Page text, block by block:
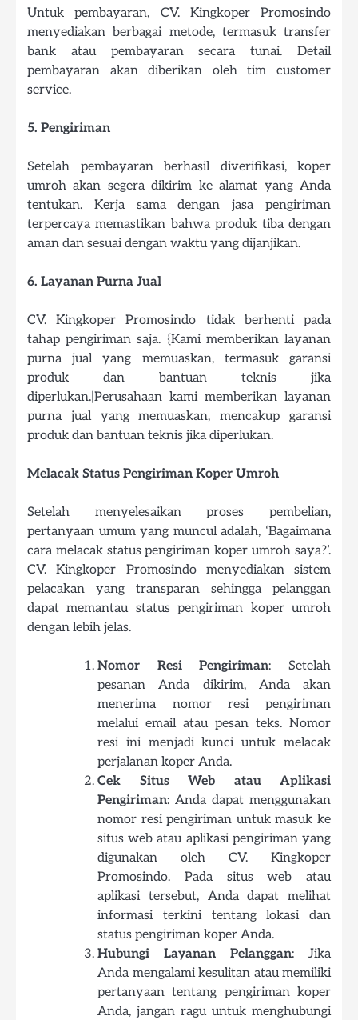
Untuk pembayaran, CV. Kingkoper Promosindo
menyediakan berbagai metode, termasuk transfer
bank atau pembayaran secara tunai. Detail
pembayaran akan diberikan oleh tim customer
service.
5. Pengiriman
Setelah pembayaran berhasil diverifikasi, koper
umroh akan segera dikirim ke alamat yang Anda
tentukan. Kerja sama dengan jasa pengiriman
terpercaya memastikan bahwa produk tiba dengan
aman dan sesuai dengan waktu yang dijanjikan.
6. Layanan Purna Jual
CV. Kingkoper Promosindo tidak berhenti pada
tahap pengiriman saja. {Kami memberikan layanan
purna jual yang memuaskan, termasuk garansi
produk dan bantuan teknis jika
diperlukan.|Perusahaan kami memberikan layanan
purna jual yang memuaskan, mencakup garansi
produk dan bantuan teknis jika diperlukan.
Melacak Status Pengiriman Koper Umroh
Setelah menyelesaikan proses pembelian,
pertanyaan umum yang muncul adalah, ‘Bagaimana
cara melacak status pengiriman koper umroh saya?’.
CV. Kingkoper Promosindo menyediakan sistem
pelacakan yang transparan sehingga pelanggan
dapat memantau status pengiriman koper umroh
dengan lebih jelas.
Nomor Resi Pengiriman: Setelah
pesanan Anda dikirim, Anda akan
menerima nomor resi pengiriman
melalui email atau pesan teks. Nomor
resi ini menjadi kunci untuk melacak
perjalanan koper Anda.
Cek Situs Web atau Aplikasi
Pengiriman: Anda dapat menggunakan
nomor resi pengiriman untuk masuk ke
situs web atau aplikasi pengiriman yang
digunakan oleh CV. Kingkoper
Promosindo. Pada situs web atau
aplikasi tersebut, Anda dapat melihat
informasi terkini tentang lokasi dan
status pengiriman koper Anda.
Hubungi Layanan Pelanggan: Jika
Anda mengalami kesulitan atau memiliki
pertanyaan tentang pengiriman koper
Anda, jangan ragu untuk menghubungi